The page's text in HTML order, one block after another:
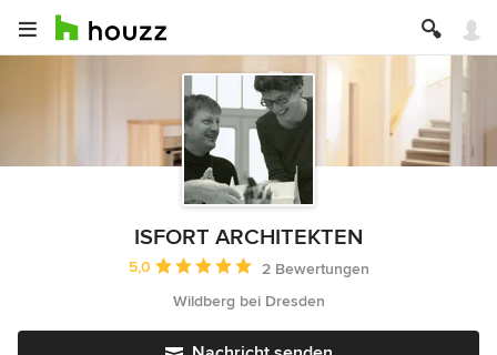
ISFORT ARCHITEKTEN
Durchschnittliche Bewertung: 5 von 5 Sternen
5,0
2 Bewertungen
Wildberg bei Dresden